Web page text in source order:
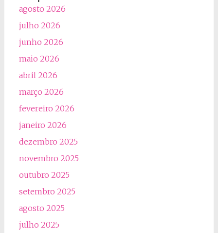
agosto 2026
julho 2026
junho 2026
maio 2026
abril 2026
março 2026
fevereiro 2026
janeiro 2026
dezembro 2025
novembro 2025
outubro 2025
setembro 2025
agosto 2025
julho 2025